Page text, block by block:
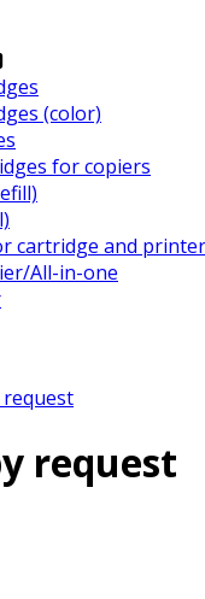
(color)
for copiers
cartridge and
All-in-one
request
request